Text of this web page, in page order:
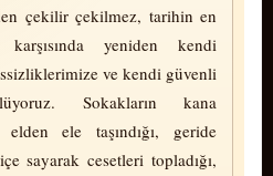
çekilir çekilmez, tarihin en
yeniden kendi
ve kendi güvenli
Sokakların kana
elden ele taşındığı, geride
sayarak cesetleri topladığı,